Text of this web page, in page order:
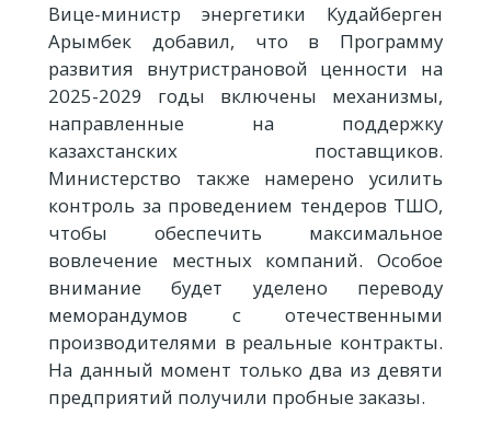
Вице-министр энергетики Кудайберген
Арымбек добавил, что в Программу
развития внутристрановой ценности на
2025-2029 годы включены механизмы,
направленные на поддержку
казахстанских поставщиков.
Министерство также намерено усилить
контроль за проведением тендеров ТШО,
чтобы обеспечить максимальное
вовлечение местных компаний. Особое
внимание будет уделено переводу
меморандумов с отечественными
производителями в реальные контракты.
На данный момент только два из девяти
предприятий получили пробные заказы.